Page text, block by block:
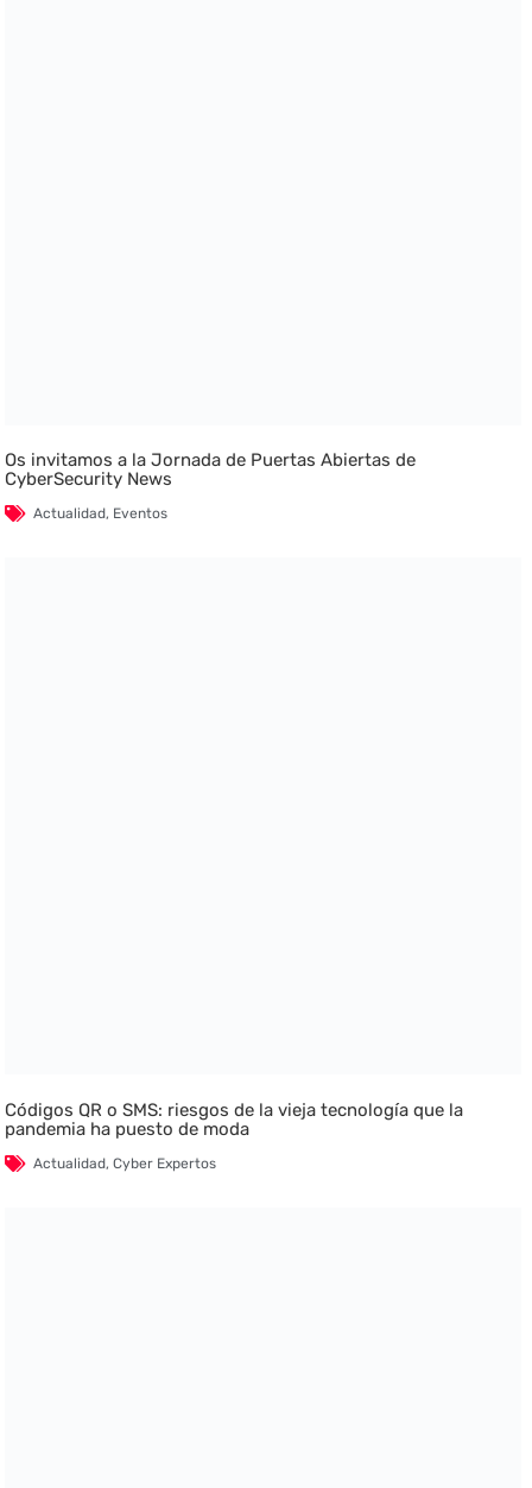
Os invitamos a la Jornada de Puertas Abiertas de
CyberSecurity News
Actualidad, Eventos
Códigos QR o SMS: riesgos de la vieja tecnología que la
pandemia ha puesto de moda
Actualidad,Cyber Expertos